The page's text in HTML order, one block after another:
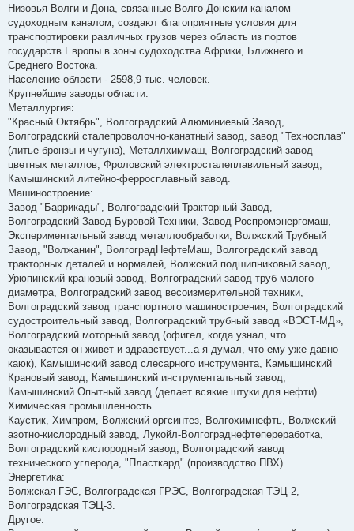
Низовья Волги и Дона, связанные Волго-Донским каналом
судоходным каналом, создают благоприятные условия для
транспортировки различных грузов через область из портов
государств Европы в зоны судоходства Африки, Ближнего и
Среднего Востока.
Население области - 2598,9 тыс. человек.
Крупнейшие заводы области:
Металлургия:
"Красный Октябрь", Волгоградский Алюминиевый Завод,
Волгоградский сталепроволочно-канатный завод, завод "Техносплав"
(литье бронзы и чугуна), Металлхиммаш, Волгоградский завод
цветных металлов, Фроловский электросталеплавильный завод,
Камышинский литейно-ферросплавный завод.
Машиностроение:
Завод "Баррикады", Волгоградский Тракторный Завод,
Волгоградский Завод Буровой Техники, Завод Роспромэнергомаш,
Экспериментальный завод металлообработки, Волжский Трубный
Завод, "Волжанин", ВолгоградНефтеМаш, Волгоградский завод
тракторных деталей и нормалей, Волжский подшипниковый завод,
Урюпинский крановый завод, Волгоградский завод труб малого
диаметра, Волгоградский завод весоизмерительной техники,
Волгоградский завод транспортного машиностроения, Волгоградский
судостроительный завод, Волгоградский трубный завод «ВЭСТ-МД»,
Волгоградский моторный завод (офигел, когда узнал, что
оказывается он живет и здравствует...а я думал, что ему уже давно
каюк), Камышинский завод слесарного инструмента, Камышинский
Крановый завод, Камышинский инструментальный завод,
Камышинский Опытный завод (делает всякие штуки для нефти).
Химическая промышленность.
Каустик, Химпром, Волжский оргсинтез, Волгохимнефть, Волжский
азотно-кислородный завод, Лукойл-Волгограднефтепереработка,
Волгоградский кислородный завод, Волгоградский завод
технического углерода, "Пласткард" (производство ПВХ).
Энергетика:
Волжская ГЭС, Волгоградская ГРЭС, Волгоградская ТЭЦ-2,
Волгоградская ТЭЦ-3.
Другое: